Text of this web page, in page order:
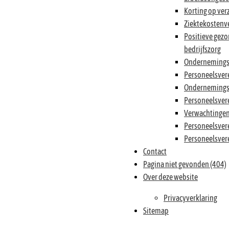
Korting op
Positieve
bedrijfszorg
Contact
Pagina niet gevonden (404)
Over deze website
Privacyverklaring
Sitemap